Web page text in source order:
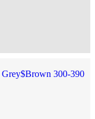
Grey$Brown 300-390